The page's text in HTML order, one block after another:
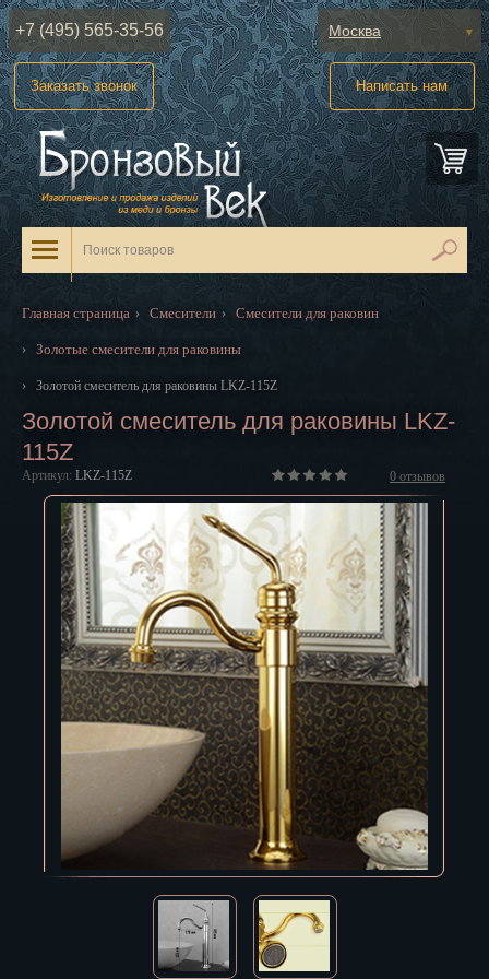
+7 (495) 565-35-56 Москва
Абакан
Анадырь
Архангельск
Астрахань
Брянск
Великий Новгород
Владивосток
Владикавказ
Владимир
Волгоград
Вологда
Воронеж
Горно-Алтайск
Грозный
Дзержинск
Екатеринбург
Заказать звонок Написать нам
Главная страница › Смесители › Смесители для раковин
› Золотые смесители для раковины
› Золотой смеситель для раковины LKZ-115Z
Золотой смеситель для раковины LKZ-
115Z
Артикул: LKZ-115Z 0 отзывов